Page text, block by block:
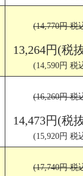
(14,770円 税
13,264円(税
(14,590円 税
(16,260円 税
14,473円(税
(15,920円 税
(17,740円 税